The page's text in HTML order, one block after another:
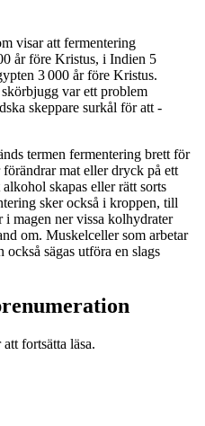
visar att fermentering
år före Kristus, i Indien 5
3 000 år före Kristus.
var ett problem
skeppare surkål för att
termen fermentering brett för
mat eller dryck på ett
skapas eller rätt sorts
sker också i kroppen, till
magen ner vissa kolhydrater
om. Muskelceller som arbetar
sägas utföra en slags
fortsätta läsa.